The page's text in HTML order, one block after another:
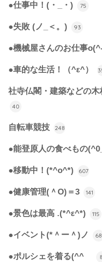
●仕事中！(・_・) 75
●失敗 (ノ_＜。) 93
●機械屋さんのお仕事
●車的な生活！（^ε^）
社寺仏閣・建築などの
40
自転車競技 248
●能登原人の食べもの
●移動中！(*^o^*) 607
●健康管理(＾O)＝3 141
●景色は最高 .(*^ε^*) 115
●イベント(*＾ー＾)ノ 68
●ポルシェを着る(^^ゞ